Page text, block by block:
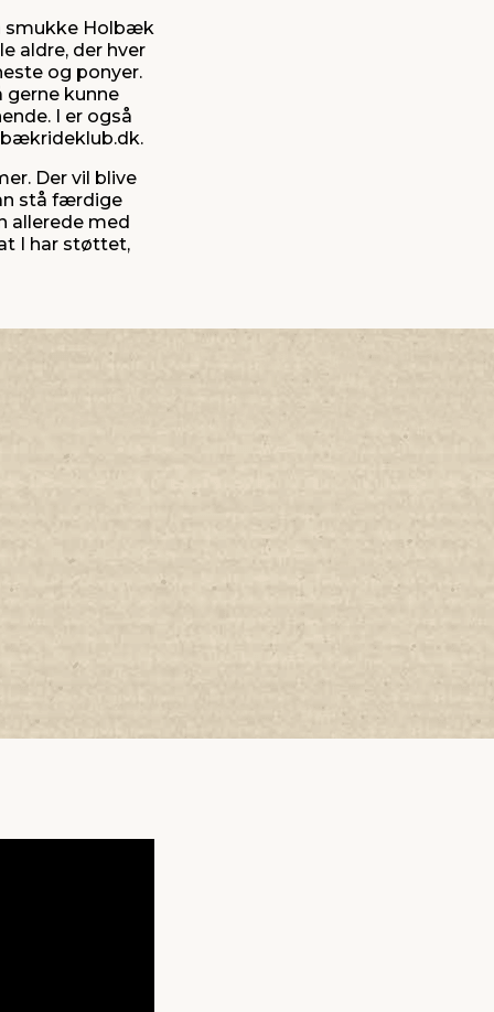
smukke Holbæk
aldre, der hver
og ponyer.
gerne kunne
I er også
Der vil blive
stå færdige
allerede med
I har støttet,